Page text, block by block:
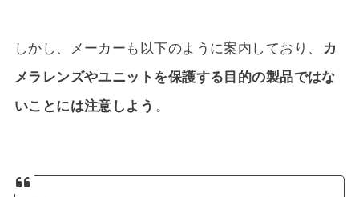
しかし、メーカーも以下のように案内しており、
カ
メラレンズやユニットを保護する目的の製品ではな
いことには注意しよう 。